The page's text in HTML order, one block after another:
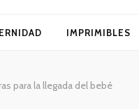
IMPRIMIBLES
para la llegada del bebé